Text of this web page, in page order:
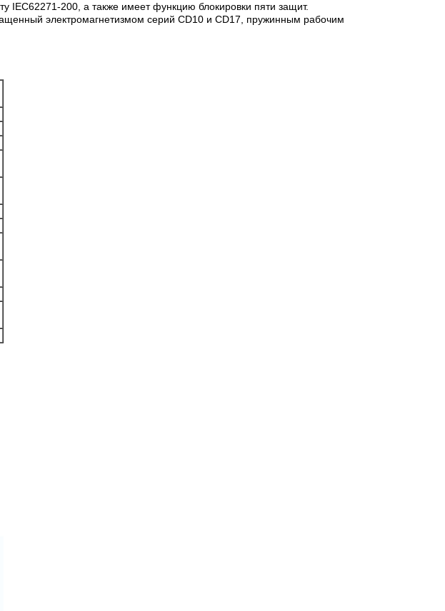
IEC62271-200, а также имеет функцию блокировки пяти защит.
электромагнетизмом серий CD10 и CD17, пружинным рабочим